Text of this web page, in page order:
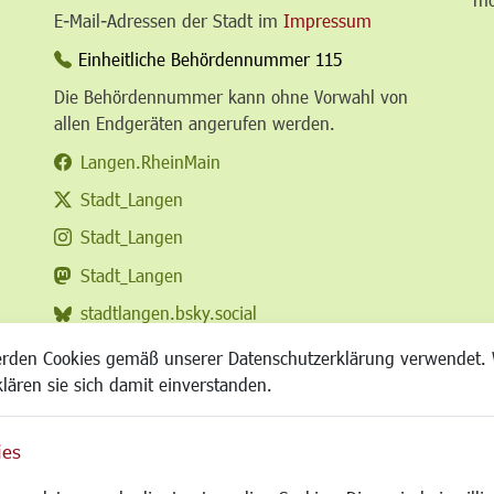
Cookies gemäß unserer Datenschutzerklärung
sie sich damit einverstanden.
E-Mail-Adressen der Stadt im Impressum
Einheitliche Behördennummer 115
Die Behördennummer kann ohne Vorwahl von
allen Endgeräten angerufen werden.
Langen.RheinMain
Stadt_Langen
Stadt_Langen
Stadt_Langen
stadtlangen.bsky.social
RSS-Feed